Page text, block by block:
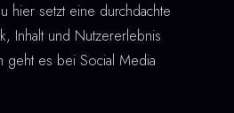
hier setzt eine durchdachte
Inhalt und Nutzererlebnis
geht es bei Social Media